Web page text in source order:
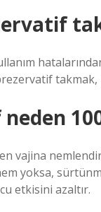
vajina
yoksa,
etkisini azaltır.